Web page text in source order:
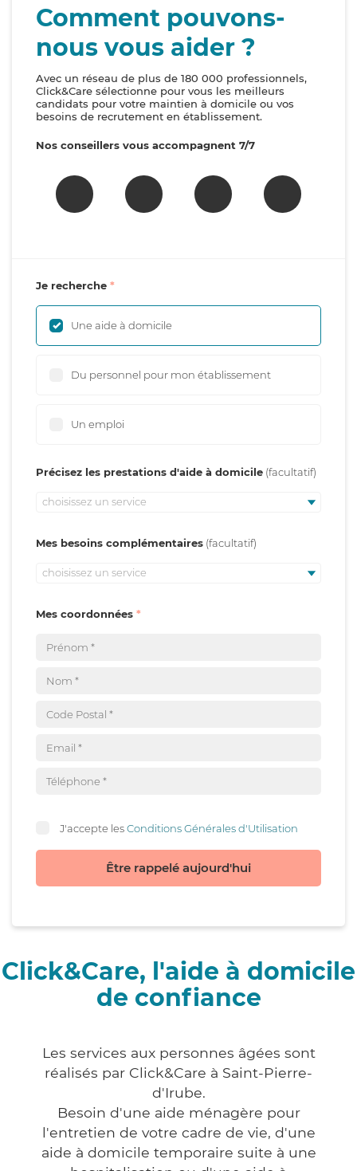
Comment pouvons-
nous vous aider ?
Avec un réseau de plus de 180 000 professionnels,
Click&Care sélectionne pour vous les meilleurs
candidats pour votre maintien à domicile ou vos
besoins de recrutement en établissement.
Nos conseillers vous accompagnent 7/7
Je recherche
Une aide à domicile
Du personnel pour mon établissement
Un emploi
Précisez les prestations d'aide à domicile
choisissez un service
Mes besoins complémentaires
choisissez un service
Mes coordonnées
J'accepte lesConditions Générales d'Utilisation
Être rappelé aujourd'hui
Click&Care, l'aide à domicile
de confiance
Les services aux personnes âgées sont
réalisés par Click&Care à Saint-Pierre-
d'Irube.
Besoin d'une aide ménagère pour
l'entretien de votre cadre de vie, d'une
aide à domicile temporaire suite à une